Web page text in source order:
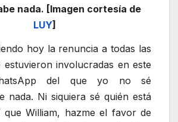
nada. [Imagen cortesía de
LUY]
hoy la renuncia a todas las
estuvieron involucradas en este
del que yo no sé
nada. Ni siquiera sé quién está
que William, hazme el favor de